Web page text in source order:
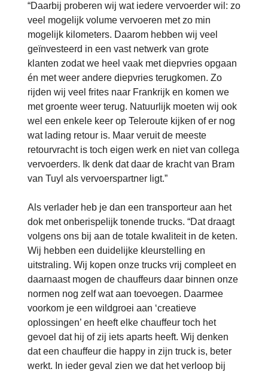
“Daarbij proberen wij wat iedere vervoerder wil: zo
veel mogelijk volume vervoeren met zo min
mogelijk kilometers. Daarom hebben wij veel
geïnvesteerd in een vast netwerk van grote
klanten zodat we heel vaak met diepvries opgaan
én met weer andere diepvries terugkomen. Zo
rijden wij veel frites naar Frankrijk en komen we
met groente weer terug. Natuurlijk moeten wij ook
wel een enkele keer op Teleroute kijken of er nog
wat lading retour is. Maar veruit de meeste
retourvracht is toch eigen werk en niet van collega
vervoerders. Ik denk dat daar de kracht van Bram
van Tuyl als vervoerspartner ligt.”
Als verlader heb je dan een transporteur aan het
dok met onberispelijk tonende trucks. “Dat draagt
volgens ons bij aan de totale kwaliteit in de keten.
Wij hebben een duidelijke kleurstelling en
uitstraling. Wij kopen onze trucks vrij compleet en
daarnaast mogen de chauffeurs daar binnen onze
normen nog zelf wat aan toevoegen. Daarmee
voorkom je een wildgroei aan ‘creatieve
oplossingen’ en heeft elke chauffeur toch het
gevoel dat hij of zij iets aparts heeft. Wij denken
dat een chauffeur die happy in zijn truck is, beter
werkt. In ieder geval zien we dat het verloop bij